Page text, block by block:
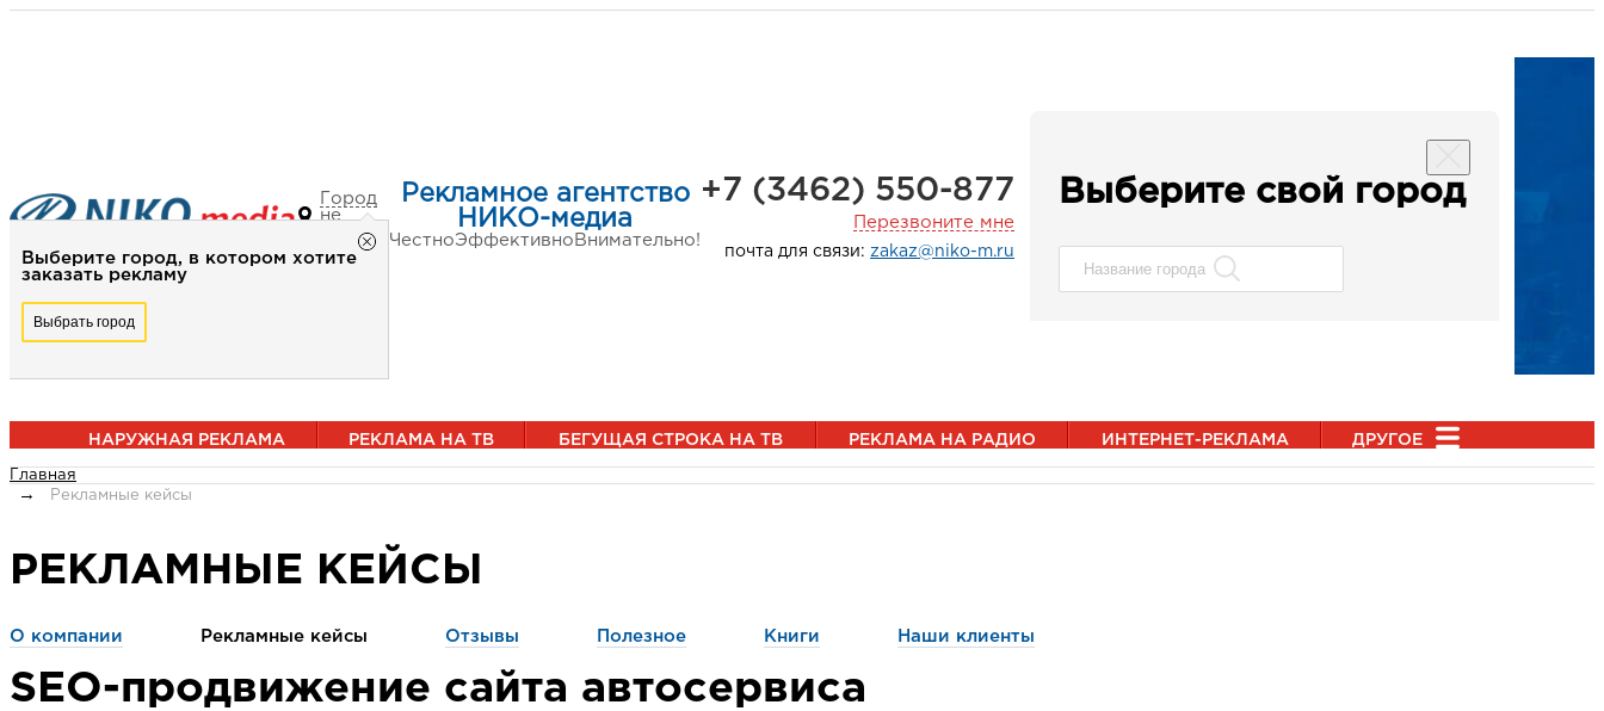
Город
не
выбран
Выберите город, в котором хотите
заказать рекламу
Выбрать город
Рекламное агентство
НИКО-медиа
ЧестноЭффективно Внимательно!
+7 (3462) 550-877
Перезвоните мне
почта для связи: zakaz@niko-m.ru
Выберите свой город
НАРУЖНАЯ РЕКЛАМА РЕКЛАМА НА ТВ БЕГУЩАЯ СТРОКА НА ТВ РЕКЛАМА НА РАДИО ИНТЕРНЕТ-РЕКЛАМА ДРУГОЕ
Главная
Рекламные кейсы
РЕКЛАМНЫЕ КЕЙСЫ
О компании Рекламные кейсы Отзывы Полезное Книги Наши клиенты
SEO-продвижение сайта автосервиса